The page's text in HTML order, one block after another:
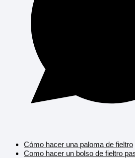
Cómo hacer una paloma de fieltro
Como hacer un bolso de fieltro